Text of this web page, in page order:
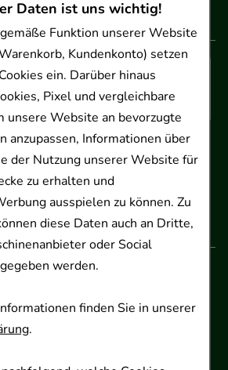
Daten ist uns wichtig!
Funktion unserer Website
Kundenkonto) setzen
ein. Darüber hinaus
Pixel und vergleichbare
unsere Website an bevorzugte
anzupassen, Informationen über
der Nutzung unserer Website für
zu erhalten und
ausspielen zu können. Zu
diese Daten auch an Dritte,
oder Social
werden.
finden Sie in unserer
.
9.00 bis 17.00 Uhr
Mail:info@ApoSalis.de
· 30159 Hannover
0 · Fax 0511 89 71 80 11